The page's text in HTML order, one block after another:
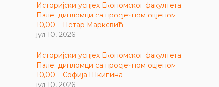
Историјски успјех Економског факултета
Пале: дипломци са просјечном оцјеном
10,00 – Петар Марковић
јул 10, 2026
Историјски успјех Економског факултета
Пале: дипломци са просјечном оцјеном
10,00 – Софија Шкипина
јул 10, 2026